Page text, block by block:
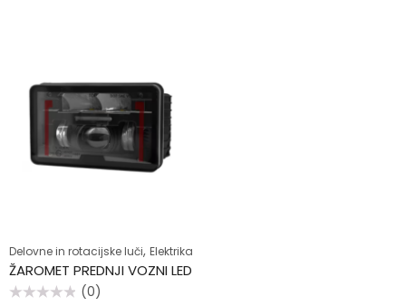
Delovne in rotacijske luči, Elektrika
ŽAROMET PREDNJI VOZNI LED
(0)